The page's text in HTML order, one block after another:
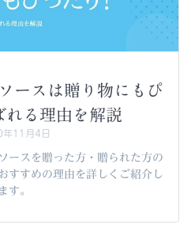
ースは贈り物にもぴ
れる理由を解説
11月4日
ースを贈った方・贈られた方の
すすめの理由を詳しくご紹介し
ます。